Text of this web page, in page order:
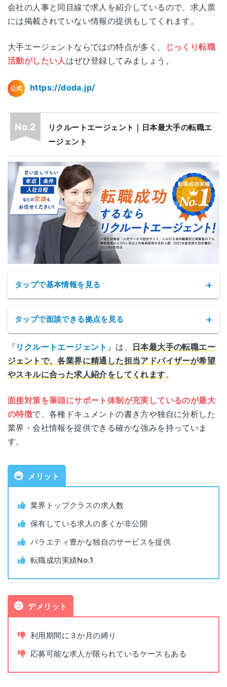
電話面談 可能
広島
広島県広島市中区本通7-19
広島ダイヤモンドビル8F
福岡
福岡県福岡市中央区天神1-1-1
会社の人事と同目線で求人を紹介しているので、求人票
には掲載されていない情報の提供もしてくれます。
大手エージェントならではの特点が多く、
じっくり転職
活動がしたい人はぜひ登録してみましょう。
公式 https://doda.jp/
リクルートエージェント｜日本最大手の転職エ
ージェント
タップで基本情報を見る
サービス名 リクルートエージェント
公式サイト https://www.r-agent.com/
株式会社インディードリクルートパート
職業紹介事業
許可番号
対象者 全業種・職種
公開求人数
書類添削 あり
タップで面談できる拠点を見る
リクルートエージェントの拠点
東京
(丸の内)
東京都千代田区丸の内1-9-2
グラントウキョウサウスタワー
横浜
神奈川県横浜市西区高島2-19-12
スカイビル 16階
埼玉
宇都宮
栃木県宇都宮市宮みらい2番15号
北海道
北海道札幌市中央区北四条西5-1
アスティ45ビル 10階
宮城県仙台市青葉区一番町1-9-1
仙台トラストタワー 11F
リファーレ 10F
大樹生命新潟ビル 3F
『 リクルートエージェント 』は、
日本最大手の転職エー
ジェントで、各業界に精通した担当アドバイザーが希望
やスキルに合った求人紹介をしてくれます。
面接対策を筆頭にサポート体制が充実しているのが最大
の特徴で、各種ドキュメントの書き方や独自に分析した
業界・会社情報を提供できる確かな強みを持っていま
す。
メリット
業界トップクラスの求人数
保有している求人の多くが非公開
バラエティ豊かな独自のサービスを提供
転職成功実績No.1
デメリット
利用期間に３か月の縛り
応募可能な求人が限られているケースもある